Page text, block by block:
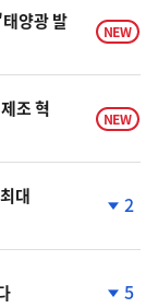
승
양광 발
NEW
조 혁
NEW
대
계
2
5